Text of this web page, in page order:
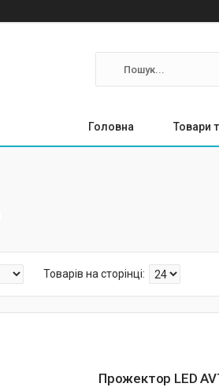
Головна Товари
Прожектор LED